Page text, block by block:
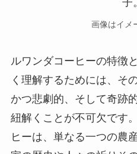
画像はイメ
ルワンダコーヒーの特徴
く理解するためには、そ
かつ悲劇的、そして奇跡
紐解くことが不可欠です
ヒーは、単なる一つの農